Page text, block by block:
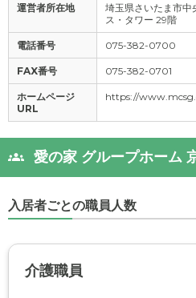
運営者所在地
埼玉県さいたま市中
ス・タワー 29階
電話番号 075-382-0700
FAX番号 075-382-0701
ホームページ
URL
https://
愛の家 グループホーム
入居者ごとの職員人数
介護職員